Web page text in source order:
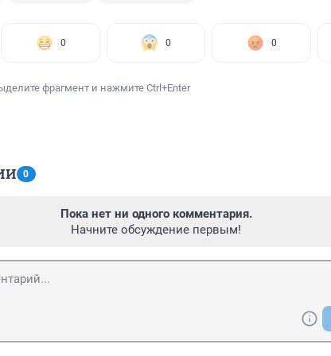
0 0 0
фрагмент и нажмите Ctrl+Enter
0
Пока нет ни одного комментария.
Начните обсуждение первым!